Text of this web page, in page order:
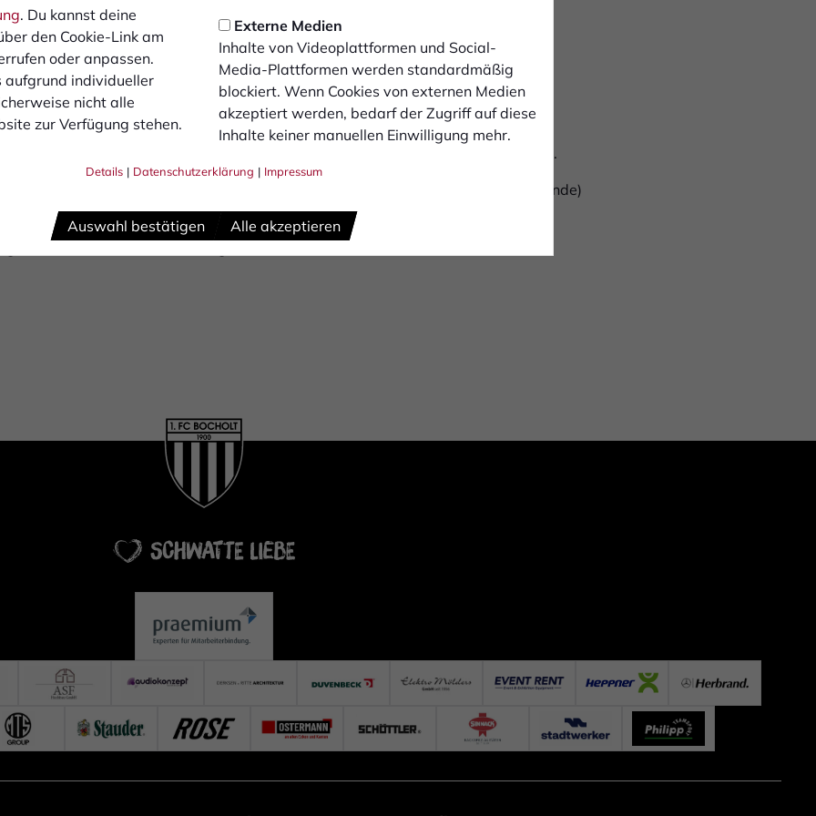
. Du kannst deine
den Cookie-Link am
oder anpassen.
aufgrund individueller
nicht alle
zur Verfügung stehen.
Externe Medien
Inhalte von Videoplattformen und Social-
Media-Plattformen werden standardmäßig
blockiert. Wenn Cookies von externen Medien
akzeptiert werden, bedarf der Zugriff auf diese
Inhalte keiner manuellen Einwilligung mehr.
Details | Datenschutzerklärung | Impressum
Auswahl bestätigen Alle akzeptieren
nicht vorhanden.
vorheriger Anmeldung erlaubt:
Meter Stocklänge mit Plastik-LeerrohrSchwenkfahnen ab 2,0 Meter
Satz ErsatzakkusTrommeln, unten offen oder einsehbar inkl. einem Satz
bis 2,0 Meter Stocklänge mit Plastik-LeerrohrZaunfahnen und Banner.
Aufeinandertreffen: In der Liga gab es ein 4:0 am Hünting und im Pokal (2. Runde)